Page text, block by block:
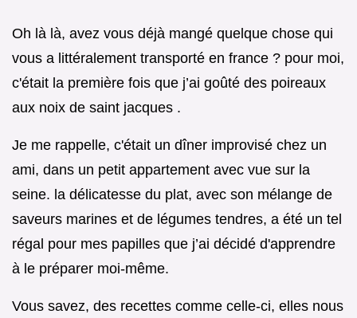
Oh là là, avez vous déjà mangé quelque chose qui
vous a littéralement transporté en france ? pour moi,
c'était la première fois que j’ai goûté des poireaux
aux noix de saint jacques .
Je me rappelle, c'était un dîner improvisé chez un
ami, dans un petit appartement avec vue sur la
seine. la délicatesse du plat, avec son mélange de
saveurs marines et de légumes tendres, a été un tel
régal pour mes papilles que j’ai décidé d'apprendre
à le préparer moi-même.
Vous savez, des recettes comme celle-ci, elles nous